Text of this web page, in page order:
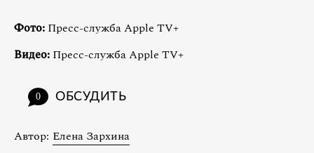
Фото: Пресс-служба Apple TV+
Видео: Пресс-служба Apple TV+
0 ОБСУДИТЬ
Автор: Елена Зархина